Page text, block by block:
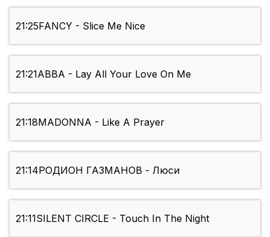
21:25FANCY - Slice Me Nice
21:21ABBA - Lay All Your Love On Me
21:18MADONNA - Like A Prayer
21:14РОДИОН ГАЗМАНОВ - Люси
21:11SILENT CIRCLE - Touch In The Night